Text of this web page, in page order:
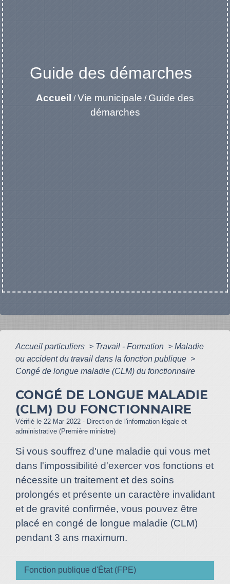
Guide des démarches
Accueil /Vie municipale / Guide des
démarches
Accueil particuliers > Travail - Formation > Maladie
ou accident du travail dans la fonction publique >
Congé de longue maladie (CLM) du fonctionnaire
CONGÉ DE LONGUE MALADIE
(CLM) DU FONCTIONNAIRE
Vérifié le 22 Mar 2022 - Direction de l'information légale et
administrative (Première ministre)
Si vous souffrez d'une maladie qui vous met
dans l'impossibilité d'exercer vos fonctions et
nécessite un traitement et des soins
prolongés et présente un caractère invalidant
et de gravité confirmée, vous pouvez être
placé en congé de longue maladie (CLM)
pendant 3 ans maximum.
Fonction publique d'État (FPE)